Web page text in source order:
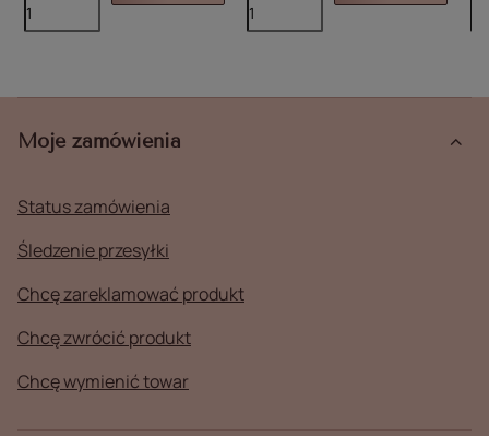
Moje zamówienia
Status zamówienia
Śledzenie przesyłki
Chcę zareklamować produkt
Chcę zwrócić produkt
Chcę wymienić towar